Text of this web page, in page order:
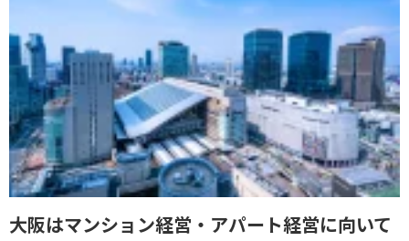
大阪はマンション経営・アパート経営に向いて